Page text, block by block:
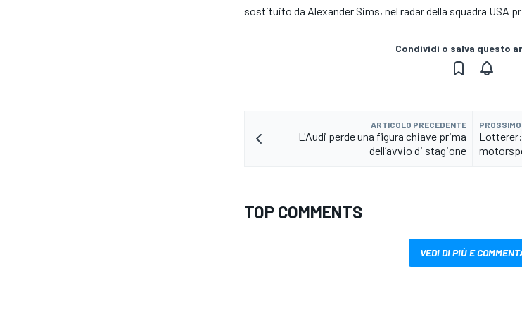
sostituito da Alexander Sims, nel radar della squadra USA
Condividi o salva questo
ARTICOLO PRECEDENTE
L'Audi perde una figura chiave prima
dell’avvio di stagione
Lotterer:
TOP COMMENTS
VEDI DI PIÙ E